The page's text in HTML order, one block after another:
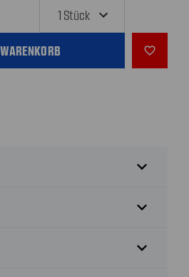
favorite_outline
expand_more
expand_more
expand_more